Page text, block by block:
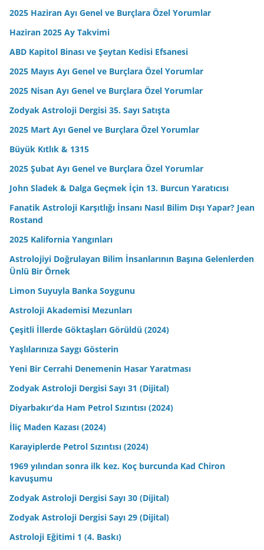
2025 Haziran Ayı Genel ve Burçlara Özel Yorumlar
Haziran 2025 Ay Takvimi
ABD Kapitol Binası ve Şeytan Kedisi Efsanesi
2025 Mayıs Ayı Genel ve Burçlara Özel Yorumlar
2025 Nisan Ayı Genel ve Burçlara Özel Yorumlar
Zodyak Astroloji Dergisi 35. Sayı Satışta
2025 Mart Ayı Genel ve Burçlara Özel Yorumlar
Büyük Kıtlık & 1315
2025 Şubat Ayı Genel ve Burçlara Özel Yorumlar
John Sladek & Dalga Geçmek İçin 13. Burcun Yaratıcısı
Fanatik Astroloji Karşıtlığı İnsanı Nasıl Bilim Dışı Yapar? Jean
Rostand
2025 Kalifornia Yangınları
Astrolojiyi Doğrulayan Bilim İnsanlarının Başına Gelenlerden
Ünlü Bir Örnek
Limon Suyuyla Banka Soygunu
Astroloji Akademisi Mezunları
Çeşitli İllerde Göktaşları Görüldü (2024)
Yaşlılarınıza Saygı Gösterin
Yeni Bir Cerrahi Denemenin Hasar Yaratması
Zodyak Astroloji Dergisi Sayı 31 (Dijital)
Diyarbakır’da Ham Petrol Sızıntısı (2024)
İliç Maden Kazası (2024)
Karayiplerde Petrol Sızıntısı (2024)
1969 yılından sonra ilk kez. Koç burcunda Kad Chiron
kavuşumu
Zodyak Astroloji Dergisi Sayı 30 (Dijital)
Zodyak Astroloji Dergisi Sayı 29 (Dijital)
Astroloji Eğitimi 1 (4. Baskı)